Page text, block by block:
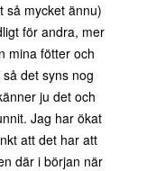
så mycket ännu)
för andra, mer
mina fötter och
det syns nog
ju det och
Jag har ökat
att det har att
där i början när